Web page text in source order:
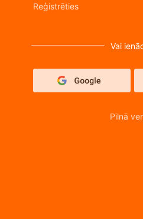
Reģistrēties
Vai
Pilnā